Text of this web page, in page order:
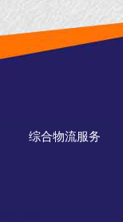
综合物流服务